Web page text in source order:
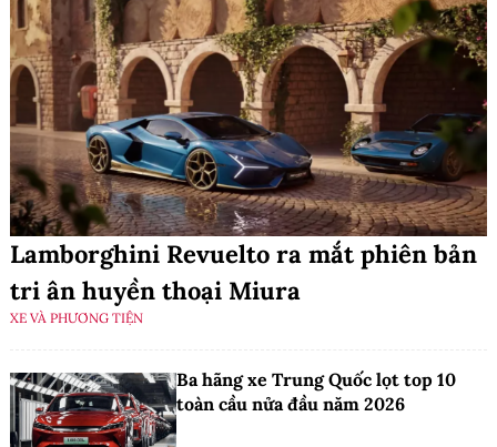
Lamborghini Revuelto ra mắt phiên bản
tri ân huyền thoại Miura
XE VÀ PHƯƠNG TIỆN
Ba hãng xe Trung Quốc lọt top 10
toàn cầu nửa đầu năm 2026